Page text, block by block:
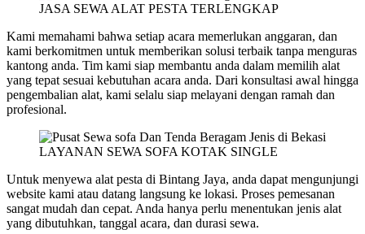
JASA SEWA ALAT PESTA TERLENGKAP
Kami memahami bahwa setiap acara memerlukan anggaran, dan
kami berkomitmen untuk memberikan solusi terbaik tanpa menguras
kantong anda. Tim kami siap membantu anda dalam memilih alat
yang tepat sesuai kebutuhan acara anda. Dari konsultasi awal hingga
pengembalian alat, kami selalu siap melayani dengan ramah dan
profesional.
LAYANAN SEWA SOFA KOTAK SINGLE
Untuk menyewa alat pesta di Bintang Jaya, anda dapat mengunjungi
website kami atau datang langsung ke lokasi. Proses pemesanan
sangat mudah dan cepat. Anda hanya perlu menentukan jenis alat
yang dibutuhkan, tanggal acara, dan durasi sewa.